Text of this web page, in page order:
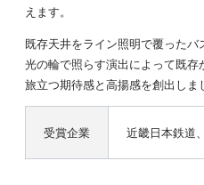
えます。
既存天井をライン照明で覆った
光の輪で照らす演出によって既
旅立つ期待感と高揚感を創出しま
受賞企業 近畿日本鉄道